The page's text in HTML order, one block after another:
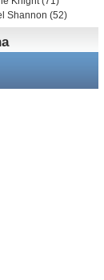
Shannon (52)